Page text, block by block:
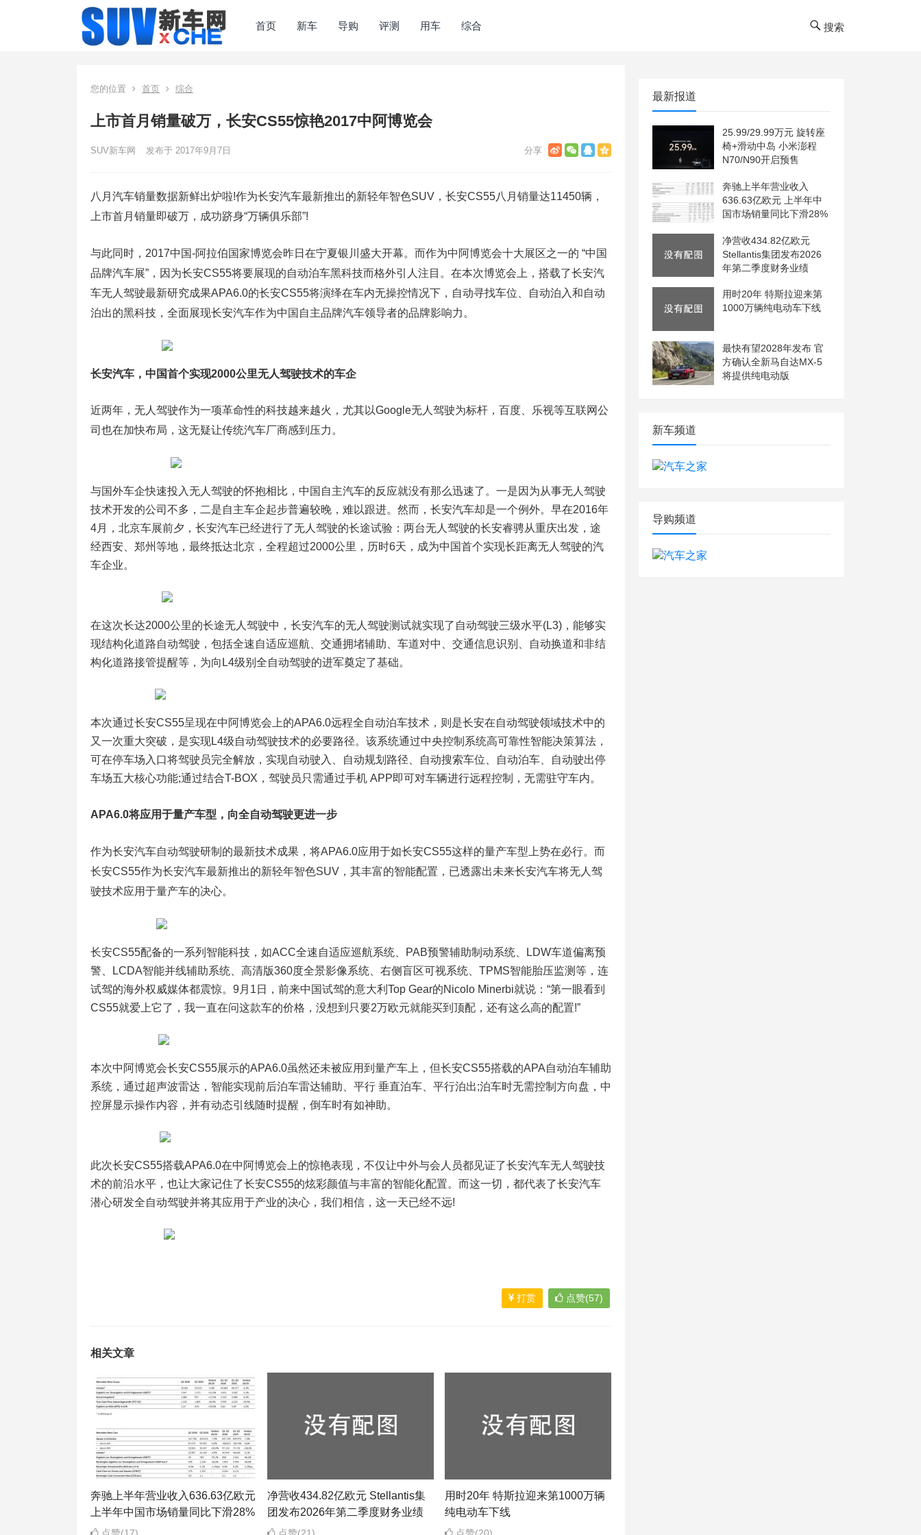
首页 新车 导购 评测 用车 综合 搜索
您的位置 首页 综合
上市首月销量破万，长安CS55惊艳2017中阿博览会
SUV新车网 发布于 2017年9月7日
八月汽车销量数据新鲜出炉啦!作为长安汽车最新推出的新轻年智色SUV，长安CS55八月销量达11450辆，
上市首月销量即破万，成功跻身“万辆俱乐部”!
与此同时，2017中国-阿拉伯国家博览会昨日在宁夏银川盛大开幕。而作为中阿博览会十大展区之一的 “中国
品牌汽车展”，因为长安CS55将要展现的自动泊车黑科技而格外引人注目。在本次博览会上，搭载了长安汽
车无人驾驶最新研究成果APA6.0的长安CS55将演绎在车内无操控情况下，自动寻找车位、自动泊入和自动
泊出的黑科技，全面展现长安汽车作为中国自主品牌汽车领导者的品牌影响力。
长安汽车，中国首个实现2000公里无人驾驶技术的车企
近两年，无人驾驶作为一项革命性的科技越来越火，尤其以Google无人驾驶为标杆，百度、乐视等互联网公
司也在加快布局，这无疑让传统汽车厂商感到压力。
与国外车企快速投入无人驾驶的怀抱相比，中国自主汽车的反应就没有那么迅速了。一是因为从事无人驾驶
技术开发的公司不多，二是自主车企起步普遍较晚，难以跟进。然而，长安汽车却是一个例外。早在2016年
4月，北京车展前夕，长安汽车已经进行了无人驾驶的长途试验：两台无人驾驶的长安睿骋从重庆出发，途
经西安、郑州等地，最终抵达北京，全程超过2000公里，历时6天，成为中国首个实现长距离无人驾驶的汽
车企业。
在这次长达2000公里的长途无人驾驶中，长安汽车的无人驾驶测试就实现了自动驾驶三级水平(L3)，能够实
现结构化道路自动驾驶，包括全速自适应巡航、交通拥堵辅助、车道对中、交通信息识别、自动换道和非结
构化道路接管提醒等，为向L4级别全自动驾驶的进军奠定了基础。
本次通过长安CS55呈现在中阿博览会上的APA6.0远程全自动泊车技术，则是长安在自动驾驶领域技术中的
又一次重大突破，是实现L4级自动驾驶技术的必要路径。该系统通过中央控制系统高可靠性智能决策算法，
可在停车场入口将驾驶员完全解放，实现自动驶入、自动规划路径、自动搜索车位、自动泊车、自动驶出停
车场五大核心功能;通过结合T-BOX，驾驶员只需通过手机 APP即可对车辆进行远程控制，无需驻守车内。
APA6.0将应用于量产车型，向全自动驾驶更进一步
作为长安汽车自动驾驶研制的最新技术成果，将APA6.0应用于如长安CS55这样的量产车型上势在必行。而
长安CS55作为长安汽车最新推出的新轻年智色SUV，其丰富的智能配置，已透露出未来长安汽车将无人驾
驶技术应用于量产车的决心。
长安CS55配备的一系列智能科技，如ACC全速自适应巡航系统、PAB预警辅助制动系统、LDW车道偏离预
警、LCDA智能并线辅助系统、高清版360度全景影像系统、右侧盲区可视系统、TPMS智能胎压监测等，连
试驾的海外权威媒体都震惊。9月1日，前来中国试驾的意大利Top Gear的Nicolo Minerbi就说：“第一眼看到
CS55就爱上它了，我一直在问这款车的价格，没想到只要2万欧元就能买到顶配，还有这么高的配置!”
本次中阿博览会长安CS55展示的APA6.0虽然还未被应用到量产车上，但长安CS55搭载的APA自动泊车辅助
系统，通过超声波雷达，智能实现前后泊车雷达辅助、平行 垂直泊车、平行泊出;泊车时无需控制方向盘，中
控屏显示操作内容，并有动态引线随时提醒，倒车时有如神助。
此次长安CS55搭载APA6.0在中阿博览会上的惊艳表现，不仅让中外与会人员都见证了长安汽车无人驾驶技
术的前沿水平，也让大家记住了长安CS55的炫彩颜值与丰富的智能化配置。而这一切，都代表了长安汽车
潜心研发全自动驾驶并将其应用于产业的决心，我们相信，这一天已经不远!
打赏 点赞(57)
相关文章
奔驰上半年营业收入636.63亿欧元
上半年中国市场销量同比下滑28%
净营收434.82亿欧元 Stellantis集
团发布2026年第二季度财务业绩
用时20年 特斯拉迎来第1000万辆
纯电动车下线
最新报道
25.99/29.99万元 旋转座
椅+滑动中岛 小米澎程
N70/N90开启预售
奔驰上半年营业收入
636.63亿欧元 上半年中
国市场销量同比下滑28%
净营收434.82亿欧元
Stellantis集团发布2026
年第二季度财务业绩
用时20年 特斯拉迎来第
1000万辆纯电动车下线
最快有望2028年发布 官
方确认全新马自达MX-5
将提供纯电动版
新车频道
导购频道